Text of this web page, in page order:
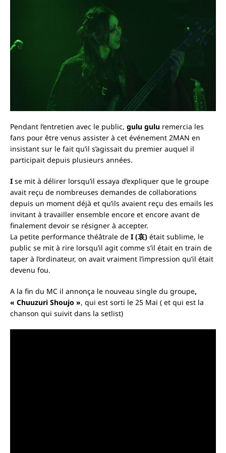
Pendant l’entretien avec le public, gulu gulu remercia les
fans pour être venus assister à cet événement 2MAN en
insistant sur le fait qu’il s’agissait du premier auquel il
participait depuis plusieurs années.
I se mit à délirer lorsqu’il essaya d’expliquer que le groupe
avait reçu de nombreuses demandes de collaborations
depuis un moment déjà et qu’ils avaient reçu des emails les
invitant à travailler ensemble encore et encore avant de
finalement devoir se résigner à accepter.
La petite performance théâtrale de I (哀) était sublime, le
public se mit à rire lorsqu’il agit comme s’il était en train de
taper à l’ordinateur, on avait vraiment l’impression qu’il était
devenu fou.
A la fin du MC il annonça le nouveau single du groupe,
« Chuuzuri Shoujo », qui est sorti le 25 Mai ( et qui est la
chanson qui suivit dans la setlist)